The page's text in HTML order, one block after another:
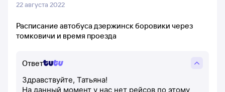
22 августа 2022
Расписание автобуса дзержинск боровики через
томковичи и время проезда
Ответ
Здравствуйте, Татьяна!
На данный момент у нас нет рейсов по этому